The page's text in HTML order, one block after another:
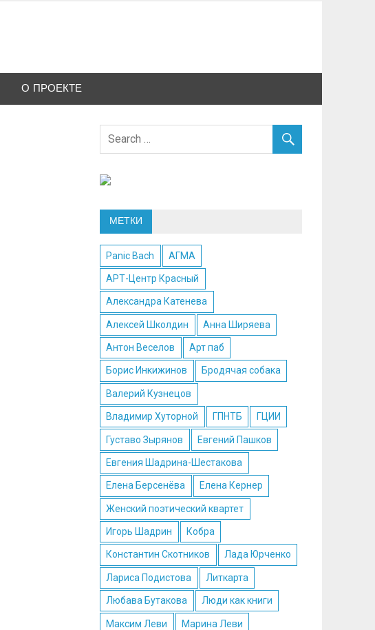
О ПРОЕКТЕ
МЕТКИ
Panic Bach АГМА
АРТ-Центр Красный
Александра Катенева
Алексей Школдин Анна Ширяева
Антон Веселов Арт паб
Борис Инкижинов Бродячая собака
Валерий Кузнецов
Владимир Хуторной ГПНТБ ГЦИИ
Густаво Зырянов Евгений Пашков
Евгения Шадрина-Шестакова
Елена Берсенёва Елена Кернер
Женский поэтический квартет
Игорь Шадрин Кобра
Константин Скотников Лада Юрченко
Лариса Подистова Литкарта
Любава Бутакова Люди как книги
Максим Леви Марина Леви